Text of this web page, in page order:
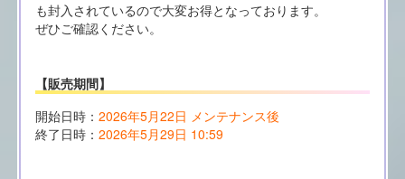
も封入されているので大変お得となっております。
ぜひご確認ください。
【販売期間】
開始日時： 2026年5月22日 メンテナンス後
終了日時： 2026年5月29日 10:59